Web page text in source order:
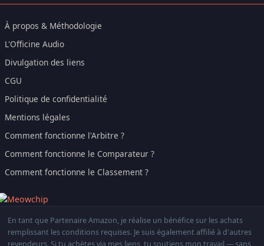
À propos & Méthodologie
L'Officine Audio
Divulgation des liens
CGU
Politique de confidentialité
Mentions légales
Comment fonctionne l'Arbitre ?
Comment fonctionne le Comparateur ?
Comment fonctionne le Classement ?
En tant que Partenaire Amazon, je réalise un bénéfice sur les achats
remplissant les conditions requises. Je suis également affilié à d'autres
revendeurs. Si tu achètes via mes liens, tu soutiens mon travail — sans